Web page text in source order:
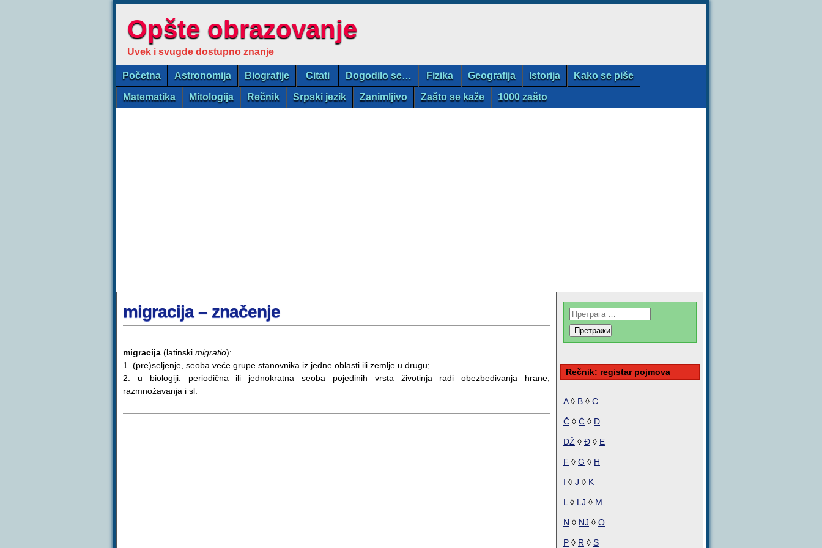
Opšte obrazovanje
Uvek i svugde dostupno znanje
Početna Astronomija Biografije Citati Dogodilo se… Fizika Geografija Istorija Kako se piše
Matematika Mitologija Rečnik Srpski jezik Zanimljivo Zašto se kaže 1000 zašto
migracija – značenje
migracija (latinski migratio):
1. (pre)seljenje, seoba veće grupe stanovnika iz jedne oblasti ili zemlje u drugu;
2. u biologiji: periodična ili jednokratna seoba pojedinih vrsta životinja radi obezbeđivanja hrane,
razmnožavanja i sl.
Rečnik: registar pojmova
A◊ B ◊ C
Č ◊ Ć ◊ D
DŽ ◊ Đ ◊ E
F ◊ G ◊ H
I ◊ J ◊ K
L ◊ LJ ◊ M
N ◊ NJ ◊ O
P ◊ R ◊ S